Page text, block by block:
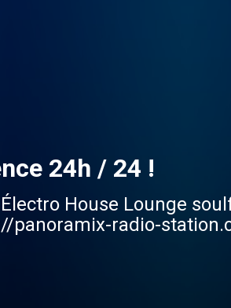
24h / 24 !
House Lounge
panoramix-radio-